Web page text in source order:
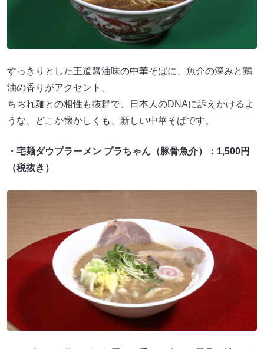
すっきりとした王道醤油味の中華そばに、魚介の深みと鶏
油の香りがアクセント。
ちぢれ麺との相性も抜群で、日本人のDNAに訴えかけるよ
うな、どこか懐かしくも、新しい中華そばです。
・宅麺ダウプラーメン プラちゃん（豚骨魚介）：1,500円
（税抜き）